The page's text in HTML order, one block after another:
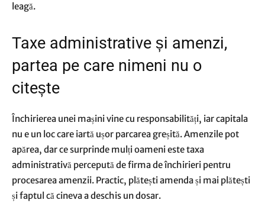
leagă.
Taxe administrative și amenzi,
partea pe care nimeni nu o
citește
Închirierea unei mașini vine cu responsabilități, iar capitala
nu e un loc care iartă ușor parcarea greșită. Amenzile pot
apărea, dar ce surprinde mulți oameni este taxa
administrativă percepută de firma de închirieri pentru
procesarea amenzii. Practic, plătești amenda și mai plătești
și faptul că cineva a deschis un dosar.